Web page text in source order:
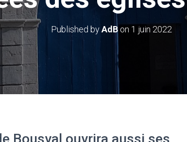
Published byAdBon 1 juin 2022